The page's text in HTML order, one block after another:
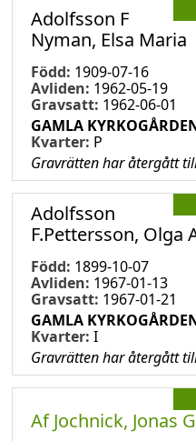
Adolfsson F
Nyman, Elsa Maria
Född: 1909-07-16
Avliden: 1962-05-19
Gravsatt: 1962-06-01
GAMLA
Kvarter: P
Gravrätten har återgått
Adolfsson
F.Pettersson, Olga
Född: 1899-10-07
Avliden: 1967-01-13
Gravsatt: 1967-01-21
GAMLA
Kvarter: I
Gravrätten har återgått
Af Jochnick, Jonas